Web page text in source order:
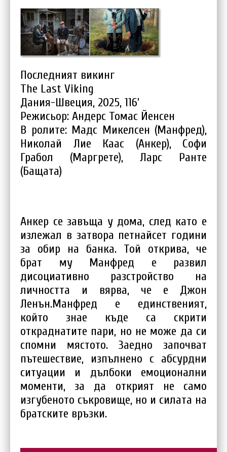
Последният викинг
The Last Viking
Дания-Швеция, 2025, 116’
Режисьор: Андерс Томас Йенсен
В ролите: Мадс Микелсен (Манфред),
Николай Лие Каас (Анкер), Софи
Грабол (Маргрете), Ларс Ранте
(Бащата)
Анкер се завъща у дома, след като е
излежал в затвора петнайсет години
за обир на банка. Той открива, че
брат му Манфред е развил
дисоциативно разстройство на
личността и вярва, че е Джон
Ленън.Манфред е единственият,
който знае къде са скрити
откраднатите пари, но не може да си
спомни мястото. Заедно започват
пътешествие, изпълнено с абсурдни
ситуации и дълбоки емоционални
моменти, за да открият не само
изгубеното съкровище, но и силата на
братските връзки.